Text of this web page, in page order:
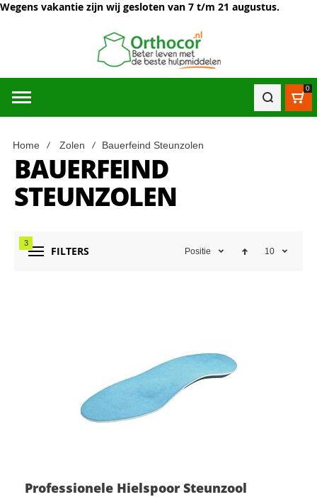
Wegens vakantie zijn wij gesloten van 7 t/m 21 augustus.
0
Home Zolen Bauerfeind Steunzolen
BAUERFEIND
STEUNZOLEN
FILTERS
3
Positie 10
Professionele Hielspoor Steunzool